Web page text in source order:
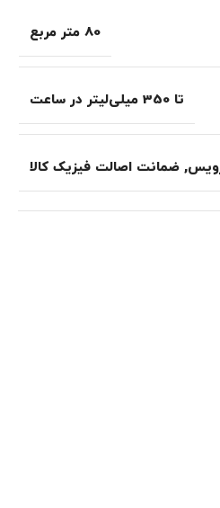
80 متر مربع
تا 350 میلی‌لیتر در ساعت
,ضمانت اصالت فیزیک کالا